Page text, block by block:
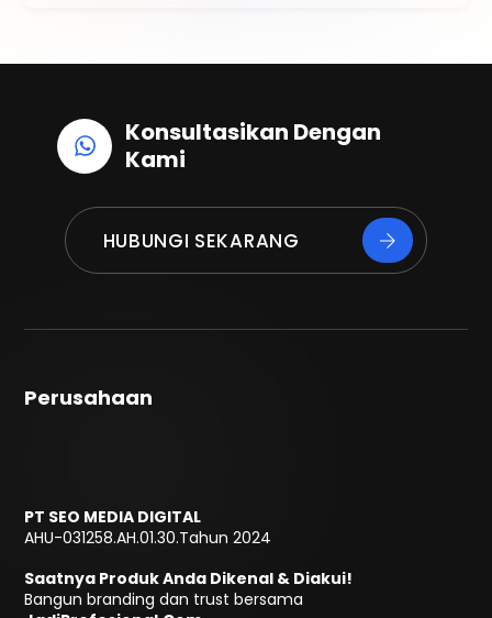
Konsultasikan Dengan
Kami
HUBUNGI SEKARANG
Perusahaan
PT SEO MEDIA DIGITAL
AHU-031258.AH.01.30.Tahun 2024
Saatnya Produk Anda Dikenal & Diakui!
Bangun branding dan trust bersama